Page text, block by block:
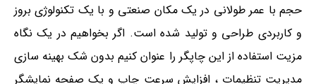
حجم با عمر طولانی در یک مکان صنعتی و با یک تکنولوژی بروز
و کاربردی طراحی و تولید شده است. اگر بخواهیم در یک نگاه
مزیت استفاده از این چاپگر را عنوان کنیم بدون شک بهینه سازی
مدیریت تنظیمات ، افزایش سرعت چاپ و یک صفحه نمایشگر